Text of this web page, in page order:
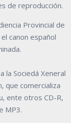
de reproducción.
Provincial de
canon español
la Sociedá Xeneral
que comercializa
ente otros CD-R,
MP3.